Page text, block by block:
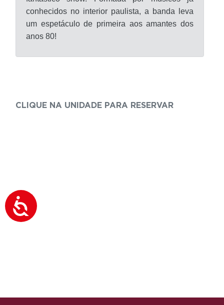
conhecidos no interior paulista, a banda leva
um espetáculo de primeira aos amantes dos
anos 80!
CLIQUE NA UNIDADE PARA RESERVAR